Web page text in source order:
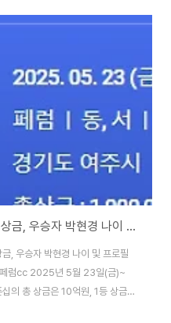
제13회 E1 채리티 오픈십 순위별 상금, 우승자 박현경 나이 및 프로필
, 우승자 박현경 나이 및 프로필
페럼cc 2025년 5월 23일(금)~
의 총 상금은 10억원, 1등 상금은
는 1등 우승상금을 전액 기부하